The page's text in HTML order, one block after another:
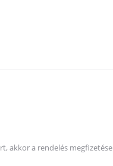
akkor a rendelés megfizetése